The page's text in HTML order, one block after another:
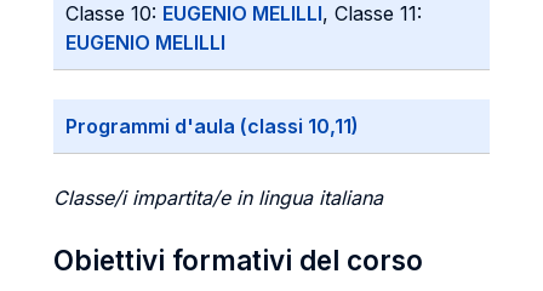
Classe 10: EUGENIO MELILLI, Classe 11:
EUGENIO MELILLI
Programmi d'aula (classi 10,11)
Classe/i impartita/e in lingua italiana
Obiettivi formativi del corso